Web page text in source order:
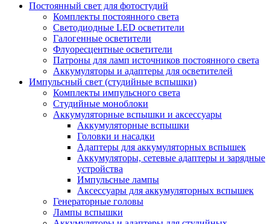
Постоянный свет для фотостудий
Комплекты постоянного света
Светодиодные LED осветители
Галогенные осветители
Флуоресцентные осветители
Патроны для ламп источников постоянного света
Аккумуляторы и адаптеры для осветителей
Импульсный свет (студийные вспышки)
Комплекты импульсного света
Студийные моноблоки
Аккумуляторные вспышки и аксессуары
Аккумуляторные вспышки
Головки и насадки
Адаптеры для аккумуляторных вспышек
Аккумуляторы, сетевые адаптеры и зарядные
устройства
Импульсные лампы
Аксессуары для аккумуляторных вспышек
Генераторные головы
Лампы вспышки